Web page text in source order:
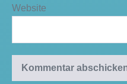
Website